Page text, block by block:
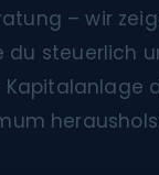
– wir
du steuerlich
Kapitalanlage